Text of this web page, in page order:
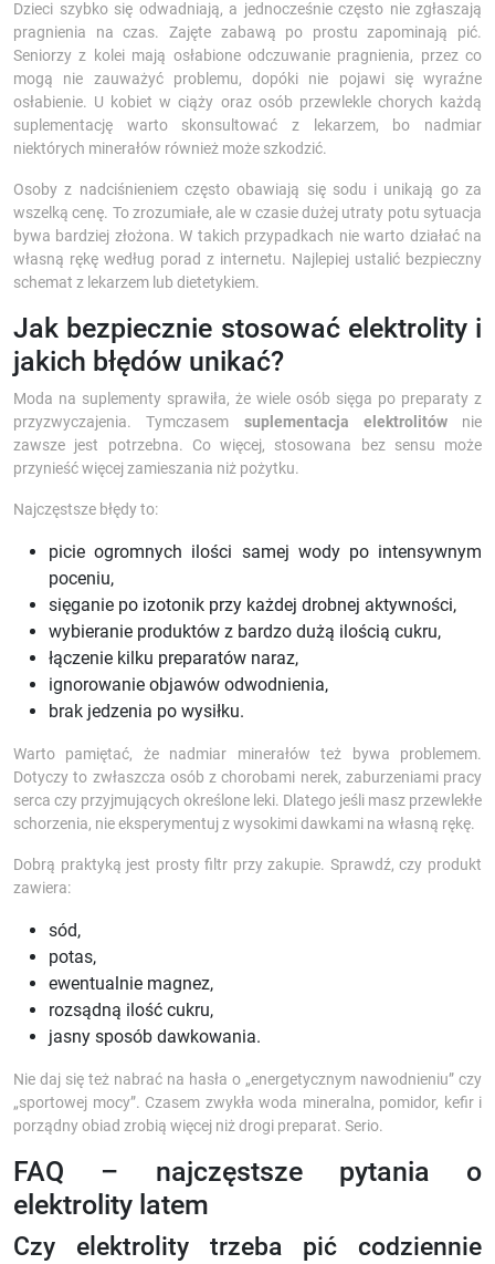
Dzieci szybko się odwadniają, a jednocześnie często nie zgłaszają
pragnienia na czas. Zajęte zabawą po prostu zapominają pić.
Seniorzy z kolei mają osłabione odczuwanie pragnienia, przez co
mogą nie zauważyć problemu, dopóki nie pojawi się wyraźne
osłabienie. U kobiet w ciąży oraz osób przewlekle chorych każdą
suplementację warto skonsultować z lekarzem, bo nadmiar
niektórych minerałów również może szkodzić.
Osoby z nadciśnieniem często obawiają się sodu i unikają go za
wszelką cenę. To zrozumiałe, ale w czasie dużej utraty potu sytuacja
bywa bardziej złożona. W takich przypadkach nie warto działać na
własną rękę według porad z internetu. Najlepiej ustalić bezpieczny
schemat z lekarzem lub dietetykiem.
Jak bezpiecznie stosować elektrolity i
jakich błędów unikać?
Moda na suplementy sprawiła, że wiele osób sięga po preparaty z
przyzwyczajenia. Tymczasem suplementacja elektrolitównie
zawsze jest potrzebna. Co więcej, stosowana bez sensu może
przynieść więcej zamieszania niż pożytku.
Najczęstsze błędy to:
picie ogromnych ilości samej wody po intensywnym
poceniu,
sięganie po izotonik przy każdej drobnej aktywności,
wybieranie produktów z bardzo dużą ilością cukru,
łączenie kilku preparatów naraz,
ignorowanie objawów odwodnienia,
brak jedzenia po wysiłku.
Warto pamiętać, że nadmiar minerałów też bywa problemem.
Dotyczy to zwłaszcza osób z chorobami nerek, zaburzeniami pracy
serca czy przyjmujących określone leki. Dlatego jeśli masz przewlekłe
schorzenia, nie eksperymentuj z wysokimi dawkami na własną rękę.
Dobrą praktyką jest prosty filtr przy zakupie. Sprawdź, czy produkt
zawiera:
sód,
potas,
ewentualnie magnez,
rozsądną ilość cukru,
jasny sposób dawkowania.
Nie daj się też nabrać na hasła o „energetycznym nawodnieniu” czy
„sportowej mocy”. Czasem zwykła woda mineralna, pomidor, kefir i
porządny obiad zrobią więcej niż drogi preparat. Serio.
FAQ – najczęstsze pytania o
elektrolity latem
Czy elektrolity trzeba pić codziennie